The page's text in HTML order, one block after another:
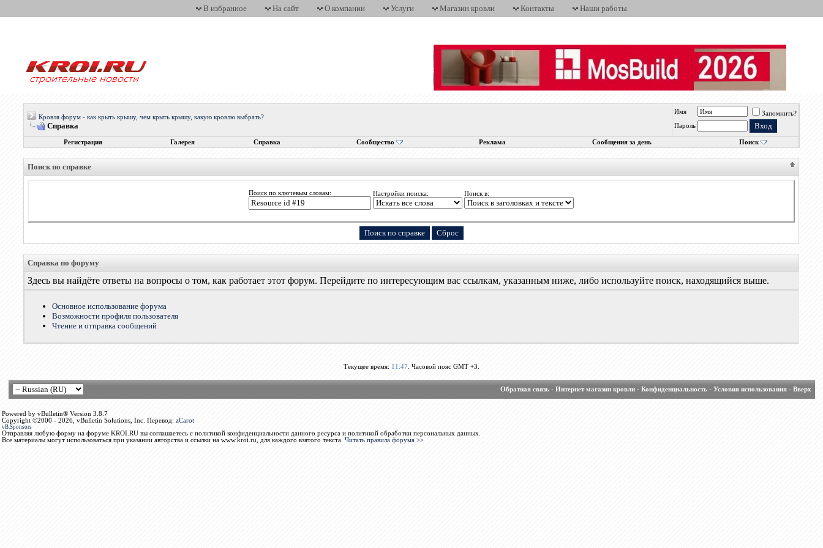
В избранное На сайт О компании Услуги Магазин кровли Контакты Наши работы
Кровля форум - как крыть крышу, чем крыть крышу, какую кровлю выбрать?
Справка
Имя
Запомнить?
Пароль
Регистрация Галерея Справка Сообщество Реклама Сообщения за день Поиск
Поиск по справке
Поиск по ключевым словам: Настройки поиска: Поиск в:
Справка по форуму
Здесь вы найдёте ответы на вопросы о том, как работает этот форум. Перейдите по интересующим вас ссылкам, указанным ниже, либо используйте поиск, находящийся выше.
Основное использование форума
Возможности профиля пользователя
Чтение и отправка сообщений
Текущее время: 11:47 . Часовой пояс GMT +3.
Обратная связь- Интернет магазин кровли- Конфиденциальность- Условия использования- Вверх
Powered by vBulletin® Version 3.8.7
Copyright ©2000 - 2026, vBulletin Solutions, Inc. Перевод: zCarot
vB.Sponsors
Отправляя любую форму на форуме KROI.RU вы соглашаетесь с политикой конфиденциальности данного ресурса и политикой обработки персональных данных.
Все материалы могут использоваться при указании авторства и ссылки на www.kroi.ru, для каждого взятого текста. Читать правила форума >>